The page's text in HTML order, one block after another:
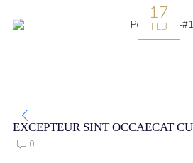
17
FEB
EXCEPTEUR SINT OCCAECAT
0